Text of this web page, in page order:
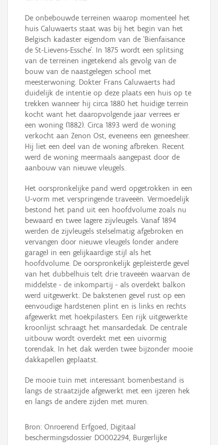
De onbebouwde terreinen waarop momenteel het
huis Caluwaerts staat was bij het begin van het
Belgisch kadaster eigendom van de ‘Bienfaisance
de St-Lievens-Essche'. In 1875 wordt een splitsing
van de terreinen ingetekend als gevolg van de
bouw van de naastgelegen school met
meesterwoning. Dokter Frans Caluwaerts had
duidelijk de intentie op deze plaats een huis op te
trekken wanneer hij circa 1880 het huidige terrein
kocht want het daaropvolgende jaar verrees er
een woning (1882). Circa 1893 werd de woning
verkocht aan Zenon Ost, eveneens een geneesheer.
Hij liet een deel van de woning afbreken. Recent
werd de woning meermaals aangepast door de
aanbouw van nieuwe vleugels.
Het oorspronkelijke pand werd opgetrokken in een
U-vorm met verspringende traveeën. Vermoedelijk
bestond het pand uit een hoofdvolume zoals nu
bewaard en twee lagere zijvleugels. Vanaf 1894
werden de zijvleugels stelselmatig afgebroken en
vervangen door nieuwe vleugels (onder andere
garage) in een gelijkaardige stijl als het
hoofdvolume. De oorspronkelijk gepleisterde gevel
van het dubbelhuis telt drie traveeën waarvan de
middelste - de inkompartij - als overdekt balkon
werd uitgewerkt. De bakstenen gevel rust op een
eenvoudige hardstenen plint en is links en rechts
afgewerkt met hoekpilasters. Een rijk uitgewerkte
kroonlijst schraagt het mansardedak. De centrale
uitbouw wordt overdekt met een uivormig
torendak. In het dak werden twee bijzonder mooie
dakkapellen geplaatst.
De mooie tuin met interessant bomenbestand is
langs de straatzijde afgewerkt met een ijzeren hek
en langs de andere zijden met muren.
Bron: Onroerend Erfgoed, Digitaal
beschermingsdossier DO002294, Burgerlijke